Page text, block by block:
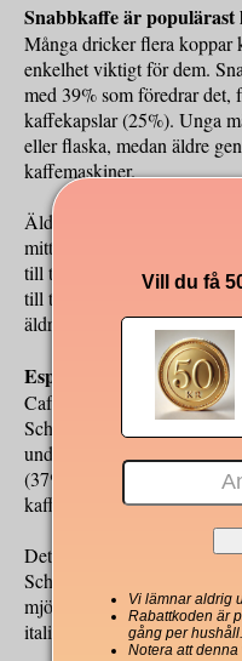
Snabbkaffe är populärast
Många dricker flera koppar
enkelhet viktigt för dem.
med 39% som föredrar
kaffekapslar (25%). Unga
eller flaska, medan äldre
kaffemaskiner.
Äldre dricker också mer
mitten av 1990-talet till
till två koppar om dagen,
till tre koppar. Unga
äldre oftare dricker svart
Espresso tar över från
Café crème, som tidigare
Schweiz, har nu blivit
undersökningen föredrar
(37%) och latte (32%).
kaffekulturen blir mer
Det finns också skillnader
Schweiz. I tyskspråkiga
mjölk i kaffet, medan socker
italienskspråkiga delar.
Vill du få
Vi lämnar aldrig
Rabattkoden är
gång per hushåll.
Notera att